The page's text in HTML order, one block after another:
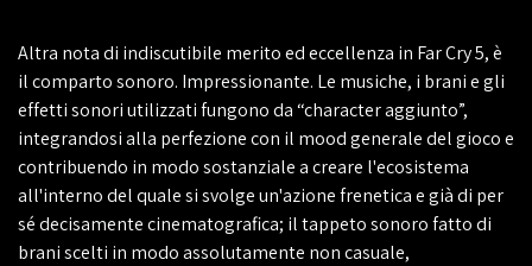
Altra nota di indiscutibile merito ed eccellenza in Far Cry 5, è
il comparto sonoro. Impressionante. Le musiche, i brani e gli
effetti sonori utilizzati fungono da “character aggiunto”,
integrandosi alla perfezione con il mood generale del gioco e
contribuendo in modo sostanziale a creare l'ecosistema
all'interno del quale si svolge un'azione frenetica e già di per
sé decisamente cinematografica; il tappeto sonoro fatto di
brani scelti in modo assolutamente non casuale,